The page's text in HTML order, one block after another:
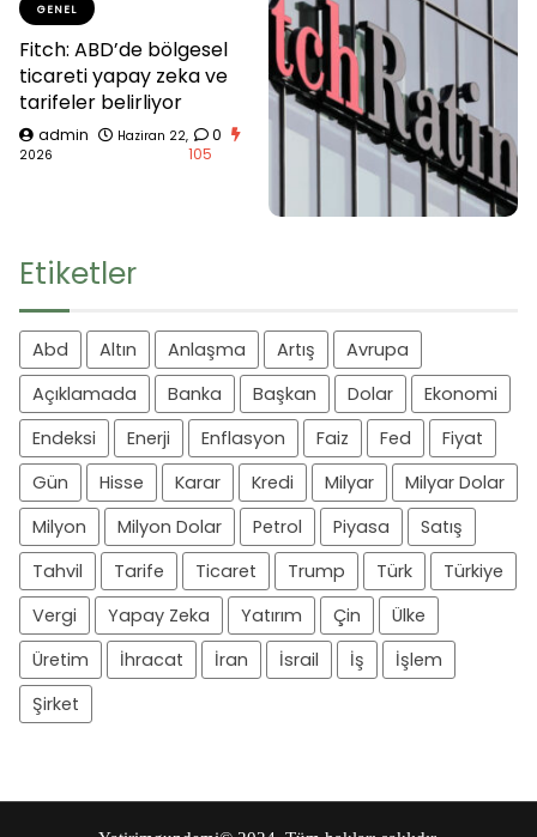
GENEL
Fitch: ABD’de bölgesel
ticareti yapay zeka ve
tarifeler belirliyor
admin
Haziran 22,
2026
0
105
Etiketler
Abd Altın Anlaşma Artış
Avrupa
Açıklamada
Banka Başkan Dolar
Ekonomi
Endeksi
Enerji Enflasyon Faiz Fed
Fiyat
Gün
Hisse Karar Kredi Milyar
Milyar Dolar
Milyon
Milyon Dolar Petrol Piyasa
Satış
Tahvil
Tarife Ticaret Trump Türk
Türkiye
Vergi
Yapay Zeka Yatırım Çin
Ülke
Üretim
İhracat İran İsrail İş
İşlem
Şirket